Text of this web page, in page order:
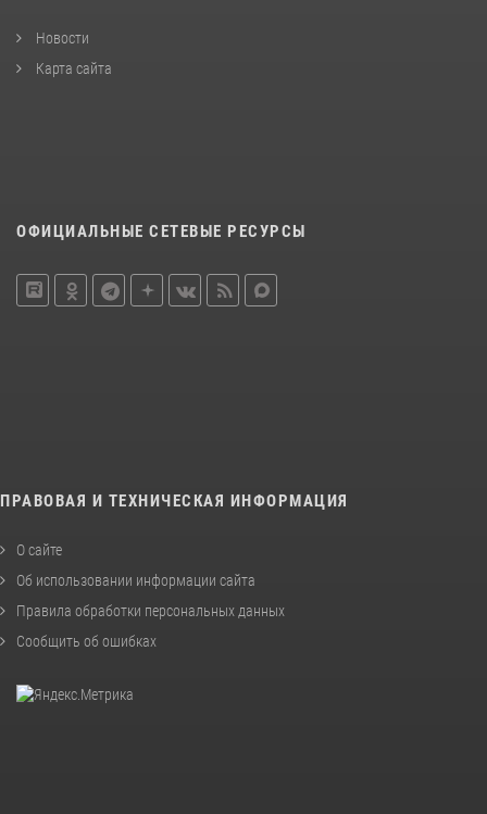
Новости
Карта сайта
ОФИЦИАЛЬНЫЕ СЕТЕВЫЕ РЕСУРСЫ
ПРАВОВАЯ И ТЕХНИЧЕСКАЯ ИНФОРМАЦИЯ
О сайте
Об использовании информации сайта
Правила обработки персональных данных
Сообщить об ошибках